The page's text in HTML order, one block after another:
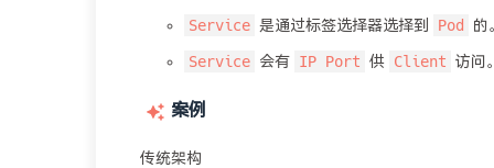
Service 是通过标签选择器选择到 Pod 的
Service 会有 IP Port 供 Client 访问。
案例
传统架构